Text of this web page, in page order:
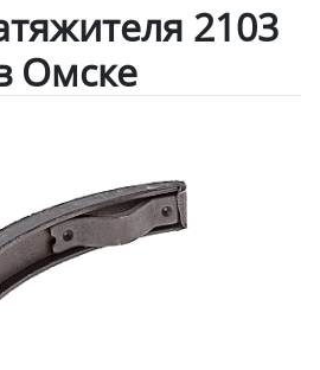
2103
Омске